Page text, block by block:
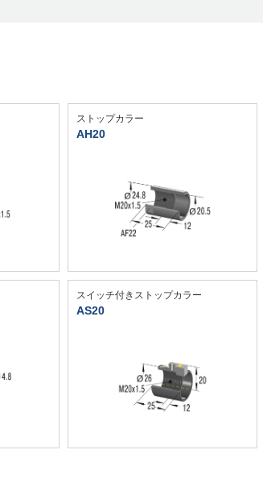
ストップカラー
AH20
スイッチ付きストップカラー
AS20